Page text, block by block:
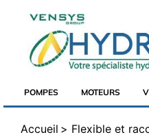
POMPES MOTEURS
Accueil Flexible et